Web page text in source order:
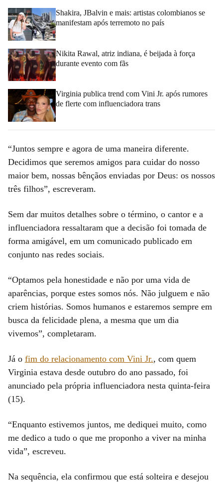
Shakira, JBalvin e mais: artistas colombianos se
manifestam após terremoto no país
Nikita Rawal, atriz indiana, é beijada à força
durante evento com fãs
Virginia publica trend com Vini Jr. após rumores
de flerte com influenciadora trans
“Juntos sempre e agora de uma maneira diferente.
Decidimos que seremos amigos para cuidar do nosso
maior bem, nossas bênçãos enviadas por Deus: os nossos
três filhos”, escreveram.
Sem dar muitos detalhes sobre o término, o cantor e a
influenciadora ressaltaram que a decisão foi tomada de
forma amigável, em um comunicado publicado em
conjunto nas redes sociais.
“Optamos pela honestidade e não por uma vida de
aparências, porque estes somos nós. Não julguem e não
criem histórias. Somos humanos e estaremos sempre em
busca da felicidade plena, a mesma que um dia
vivemos”, completaram.
Já o fim do relacionamento com Vini Jr., com quem
Virginia estava desde outubro do ano passado, foi
anunciado pela própria influenciadora nesta quinta-feira
(15).
“Enquanto estivemos juntos, me dediquei muito, como
me dedico a tudo o que me proponho a viver na minha
vida”, escreveu.
Na sequência, ela confirmou que está solteira e desejou